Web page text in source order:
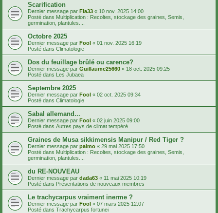
Scarification
Dernier message par Fla33 « 10 nov. 2025 14:00
Posté dans Multiplication : Recoltes, stockage des graines, Semis,
germination, plantules....
Octobre 2025
Dernier message par Fool « 01 nov. 2025 16:19
Posté dans Climatologie
Dos du feuillage brûlé ou carence?
Dernier message par Guillaume25660 « 18 oct. 2025 09:25
Posté dans Les Jubaea
Septembre 2025
Dernier message par Fool « 02 oct. 2025 09:34
Posté dans Climatologie
Sabal allemand...
Dernier message par Fool « 02 juin 2025 09:00
Posté dans Autres pays de climat tempéré
Graines de Musa sikkimensis Manipur / Red Tiger ?
Dernier message par palmo « 29 mai 2025 17:50
Posté dans Multiplication : Recoltes, stockage des graines, Semis,
germination, plantules....
du RE-NOUVEAU
Dernier message par dada63 « 11 mai 2025 10:19
Posté dans Présentations de nouveaux membres
Le trachycarpus vraiment inerme ?
Dernier message par Fool « 07 mars 2025 12:07
Posté dans Trachycarpus fortunei